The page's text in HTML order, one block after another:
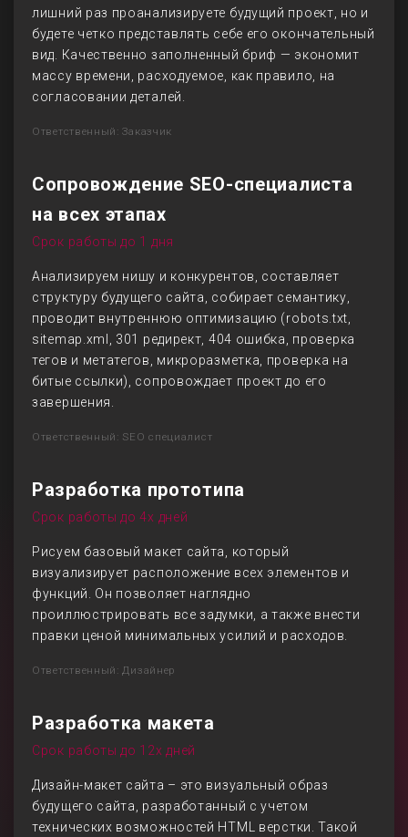
лишний раз проанализируете будущий проект, но и
будете четко представлять себе его окончательный
вид. Качественно заполненный бриф — экономит
массу времени, расходуемое, как правило, на
согласовании деталей.
Ответственный: Заказчик
Сопровождение SEO-специалиста
на всех этапах
Срок работы до 1 дня
Анализируем нишу и конкурентов, составляет
структуру будущего сайта, собирает семантику,
проводит внутреннюю оптимизацию (robots.txt,
sitemap.xml, 301 редирект, 404 ошибка, проверка
тегов и метатегов, микроразметка, проверка на
битые ссылки), сопровождает проект до его
завершения.
Ответственный: SEO специалист
Разработка прототипа
Срок работы до 4х дней
Рисуем базовый макет сайта, который
визуализирует расположение всех элементов и
функций. Он позволяет наглядно
проиллюстрировать все задумки, а также внести
правки ценой минимальных усилий и расходов.
Ответственный: Дизайнер
Разработка макета
Срок работы до 12х дней
Дизайн-макет сайта – это визуальный образ
будущего сайта, разработанный с учетом
технических возможностей HTML верстки. Такой